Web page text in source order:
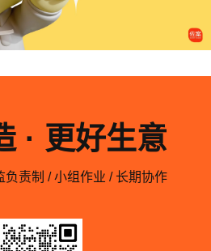
· 更好生意
负责制 / 小组作业 / 长期协作